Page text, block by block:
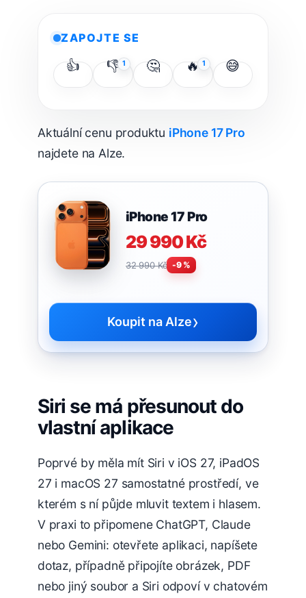
ZAPOJTE SE
👍 👎 1 🤔 🔥 1 😅
Aktuální cenu produktu iPhone 17 Pro
najdete na Alze.
iPhone 17 Pro
29 990 Kč
32 990 Kč -9 %
Koupit na Alze›
Siri se má přesunout do
vlastní aplikace
Poprvé by měla mít Siri v iOS 27, iPadOS
27 i macOS 27 samostatné prostředí, ve
kterém s ní půjde mluvit textem i hlasem.
V praxi to připomene ChatGPT, Claude
nebo Gemini: otevřete aplikaci, napíšete
dotaz, případně připojíte obrázek, PDF
nebo jiný soubor a Siri odpoví v chatovém